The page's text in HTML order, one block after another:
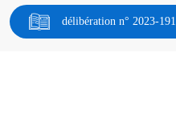
délibération n° 2023-191